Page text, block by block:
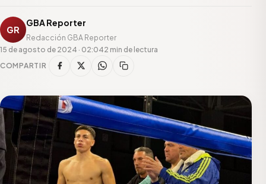
GR
GBA Reporter
Redacción GBA Reporter
15 de agosto de 2024 · 02:042 min de lectura
COMPARTIR